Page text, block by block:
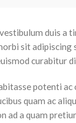
duis
sit adipiscing
curabitur
potenti
quam ac
a quam